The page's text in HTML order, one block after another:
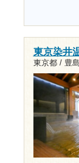
東京染井
東京都 / 豊